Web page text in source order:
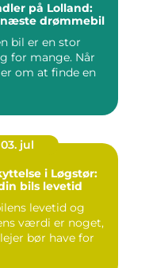
på Lolland:
drømmebil
bil er en stor
for mange. Når
om at finde en
03. jul
i Løgstør:
bils levetid
levetid og
værdi er noget,
bør have for